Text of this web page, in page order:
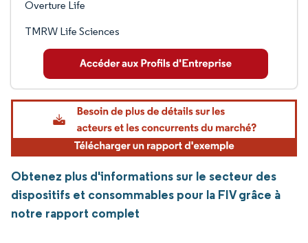
Overture Life
TMRW Life Sciences
Obtenez plus d'informations sur le secteur des
dispositifs et consommables pour la FIV grâce à
notre rapport complet